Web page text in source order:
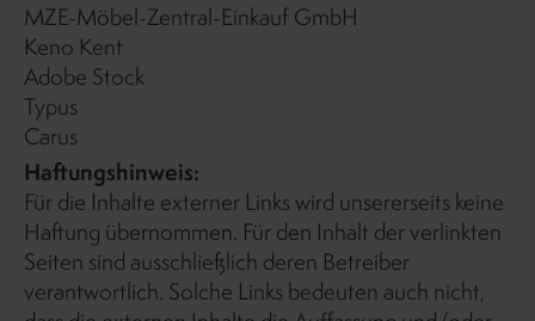
MZE-Möbel-Zentral-Einkauf GmbH
Keno Kent
Adobe Stock
Typus
Carus
Haftungshinweis:
Für die Inhalte externer Links wird unsererseits keine
Haftung übernommen. Für den Inhalt der verlinkten
Seiten sind ausschließlich deren Betreiber
verantwortlich. Solche Links bedeuten auch nicht,